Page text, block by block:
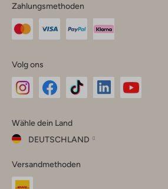
Zahlungsmethoden
Volg ons
Instagram
Facebook
TikTok
Wähle dein Land
DEUTSCHLAND
dein
Land
Versandmethoden